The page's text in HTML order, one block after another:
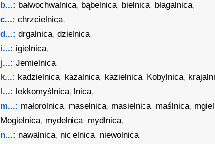
b...: bałwochwalnica, bąbelnica, bielnica, błagalnica,
c...: chrzcielnica,
d...: drgalnica,dzielnica,
i...: igielnica,
j...: Jemielnica,
k...: kadzielnica, kazalnica, kazielnica, Kobylnica,
l...: lekkomyślnica, lnica,
m...: małorolnica, maselnica, masielnica, maślnica,
Mogielnica, mydelnica, mydlnica,
n...: nawalnica, nicielnica, niewolnica,